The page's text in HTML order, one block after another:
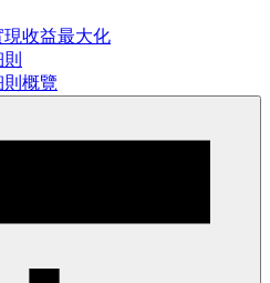
收益最大化
則概覽